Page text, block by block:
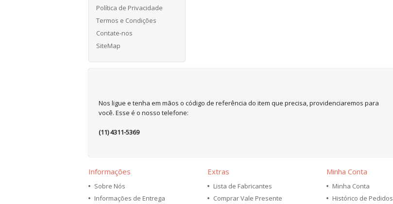
Política de Privacidade
Termos e Condições
Contate-nos
SiteMap
Nos ligue e tenha em mãos o código de referência do item que precisa, providenciaremos para
você. Esse é o nosso telefone:
(11) 4311-5369
Informações
Sobre Nós
Informações de Entrega
Extras
Lista de Fabricantes
Comprar Vale Presente
Minha Conta
Minha Conta
Histórico de Pedidos